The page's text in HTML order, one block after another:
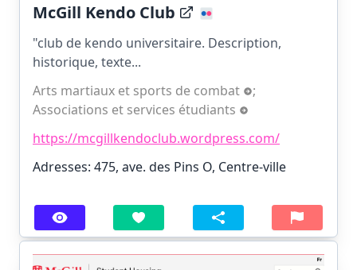
McGill Kendo Club
"club de kendo universitaire. Description,
historique, texte...
Arts martiaux et sports de combat
;
Associations et services étudiants
https://mcgillkendoclub.wordpress.com/
Adresses: 475, ave. des Pins O, Centre-ville